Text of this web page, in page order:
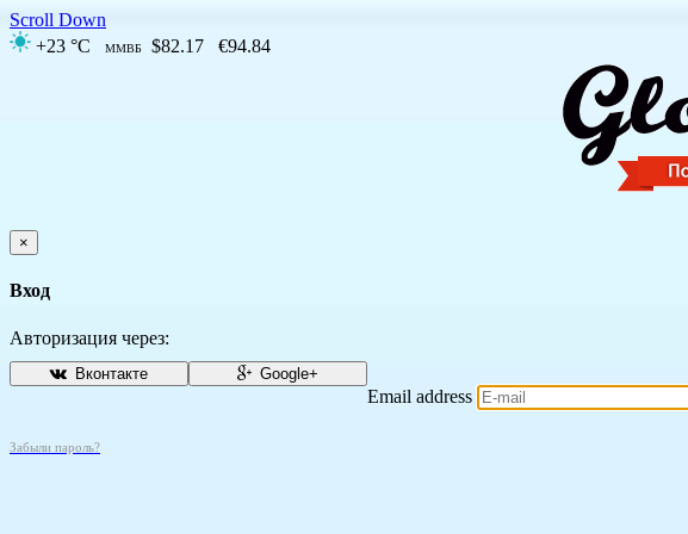
Scroll Down
+23 °C
ММВБ $82.17 €94.84
×
Вход
Авторизация через:
Вконтакте Google+
Email address
Забыли пароль?